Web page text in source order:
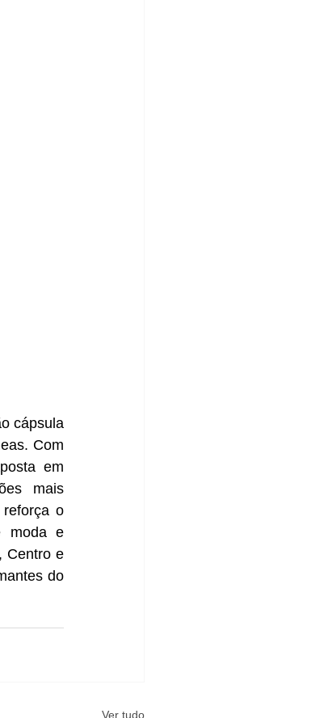
cápsula
Com
em
mais
o
moda e
Centro e
do
Ver tudo